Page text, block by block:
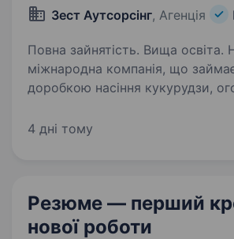
Зест Аутсорсінг, Агенція
Повна зайнятість. Вища освіта. Наш клієнт,
міжнародна компанія, що
доробкою насіння кукурудзи,
«Молодший фахівець з охорони
4 дні тому
Резюме — перший
нової роботи